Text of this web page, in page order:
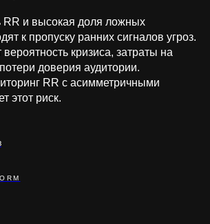
RR и высокая доля ложных
к пропуску ранних сигналов угроз.
кризиса, затраты на
доверия аудитории.
RR с асимметричными
этот риск.
ORM